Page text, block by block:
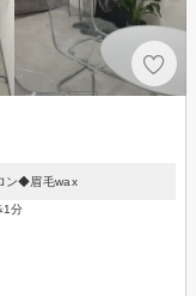
ン◆眉毛wax
1分